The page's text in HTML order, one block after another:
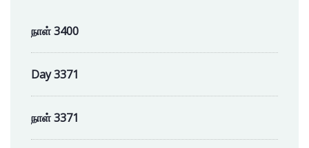
நாள் 3400
Day 3371
நாள் 3371